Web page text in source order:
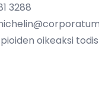
3288
oikeaksi